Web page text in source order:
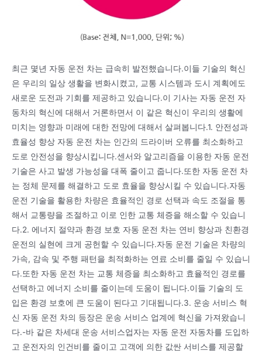
최근 몇년 자동 운전 차는 급속히 발전했습니다.이들 기술의 혁신
은 우리의 일상 생활을 변화시켰고, 교통 시스템과 도시 계획에도
새로운 도전과 기회를 제공하고 있습니다.이 기사는 자동 운전 자
동차의 혁신에 대해서 거론하면서 이 같은 혁신이 우리의 생활에
미치는 영향과 미래에 대한 전망에 대해서 살펴봅니다.1. 안전성과
효율성 향상 자동 운전 차는 인간의 드라이버 오류를 최소화하고
도로 안전성을 향상시킵니다.센서와 알고리즘을 이용한 자동 운전
기술은 사고 발생 가능성을 대폭 줄이고 줍니다.또한 자동 운전 차
는 정체 문제를 해결하고 도로 효율을 향상시킬 수 있습니다.자동
운전 기술을 활용한 차량은 효율적인 경로 선택과 속도 조절을 통
해서 교통량을 조절하고 이로 인한 교통 체증을 해소할 수 있습니
다.2. 에너지 절약과 환경 보호 자동 운전 차는 연비 향상과 친환경
운전의 실현에 크게 공헌할 수 있습니다.자동 운전 기술은 차량의
가속, 감속 및 주행 패턴을 최적화하는 연료 소비를 줄일 수 있습니
다.또한 자동 운전 차는 교통 체증을 최소화하고 효율적인 경로를
선택하고 에너지 소비를 줄이는데 도움이 됩니다.이들 기술의 도
입은 환경 보호에 큰 도움이 된다고 기대됩니다.3. 운송 서비스 혁
신 자동 운전 차의 등장은 운송 서비스 업계에 혁신을 가져왔습니
다.-바 같은 차세대 운송 서비스업자는 자동 운전 자동차를 도입하
고 운전자의 인건비를 줄이고 고객에 의한 값싼 서비스를 제공할